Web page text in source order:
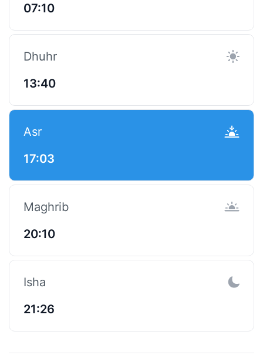
07:10
Dhuhr
13:40
Asr
17:03
Maghrib
20:10
Isha
21:26